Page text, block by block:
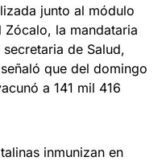
junto al módulo
la mandataria
de Salud,
que del domingo
a 141 mil 416
inmunizan en